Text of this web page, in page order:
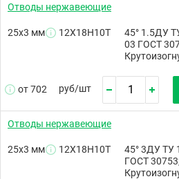
Отводы нержавеющие
25х3 мм 12Х18Н10Т
45° 1.5ДУ
03 ГОСТ
от 702 руб/шт
Отводы нержавеющие
25х3 мм 12Х18Н10Т
45° 3ДУ ТУ
ГОСТ